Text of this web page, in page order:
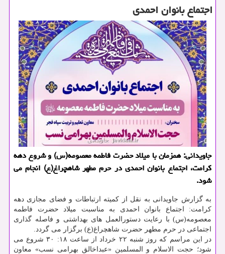
اجتماع بانوان احمدی
جاویدانی: همزمان با میلاد حضرت فاطمه معصومه(س) و شروع دهه
کرامت، اجتماع بانوان احمدی در حرم مطهر شاهچراغ(ع) انجام می
شود.
به گزارش جاویدانی به نقل از کمیته ارتباطات و فضای مجازی دهه
کرامت: اجتماع بانوان احمدی به مناسبت میلاد حضرت فاطمه
معصومه(س) با رعایت دستورالعمل های بهداشتی و فاصله گذاری
اجتماعی در حرم مطهر حضرت شاهچراغ(ع) برگزار می گردد.
در این مراسم که روز شنبه ۲۲ خرداد از ساعت ۱۸: ۳۰ شروع می
شود؛ حجت الاسلام و المسلمین «عبداخالق بهرامی نسب» معاون